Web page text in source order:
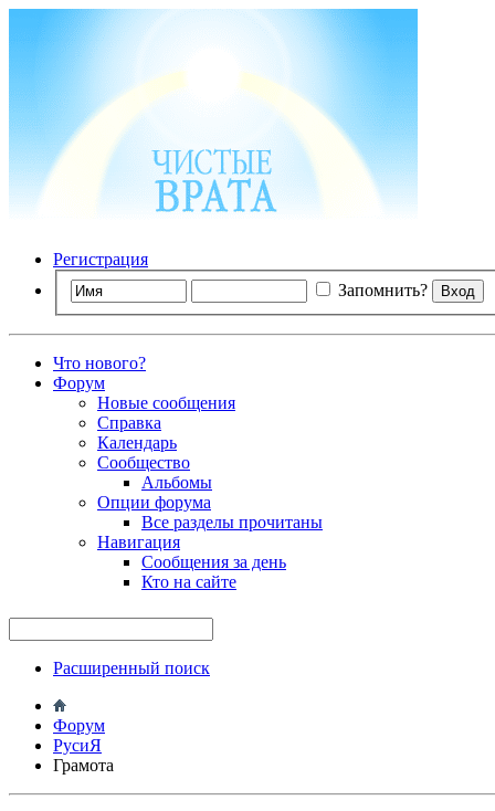
Регистрация
Запомнить?
Что нового?
Форум
Новые сообщения
Справка
Календарь
Сообщество
Альбомы
Опции форума
Все разделы прочитаны
Навигация
Сообщения за день
Кто на сайте
Расширенный поиск
Форум
РусиЯ
Грамота